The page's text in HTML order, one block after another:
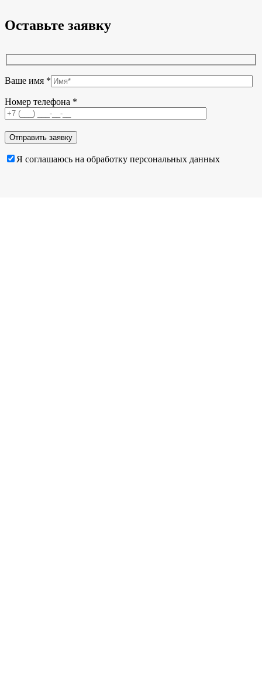
Оставьте заявку
Ваше имя *
Номер телефона *
Я соглашаюсь на обработку персональных данных